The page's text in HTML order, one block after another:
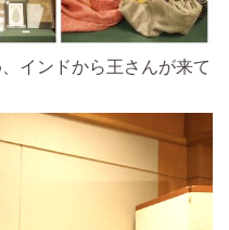
インドから王さんが来て